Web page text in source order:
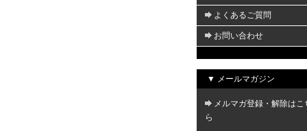
よくあるご質問
お問い合わせ
▼ メールマガジン
メルマガ登録・解除はこ
ら